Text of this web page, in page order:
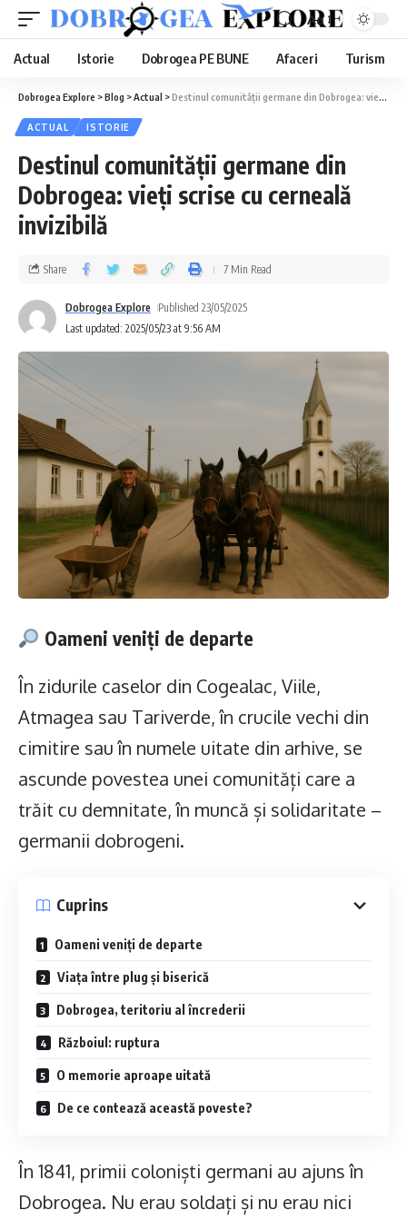
Aa
Actual Istorie Dobrogea PE BUNE Afaceri Turism
Dobrogea Explore >Blog >Actual >Destinul comunității germane din Dobrogea: vieți scrise cu cerneală invizibilă
ACTUAL ISTORIE
Destinul comunității germane din
Dobrogea: vieți scrise cu cerneală
invizibilă
Last updated: 2025/05/23 at 9:56 AM
Dobrogea Explore Published 23/05/2025
Share 7 Min Read
Oameni veniți de departe
În zidurile caselor din Cogealac, Viile,
Atmagea sau Tariverde, în crucile vechi din
cimitire sau în numele uitate din arhive, se
ascunde povestea unei comunități care a
trăit cu demnitate, în muncă și solidaritate –
germanii dobrogeni.
Cuprins
Oameni veniți de departe
Viața între plug și biserică
Dobrogea, teritoriu al încrederii
Războiul: ruptura
O memorie aproape uitată
De ce contează această poveste?
În 1841, primii coloniști germani au ajuns în
Dobrogea. Nu erau soldați și nu erau nici